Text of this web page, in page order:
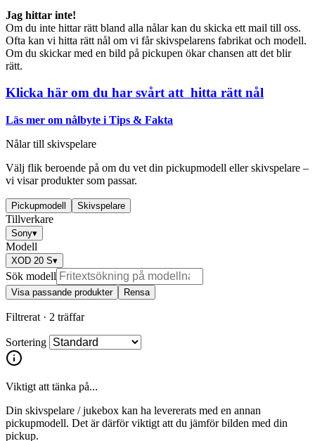
Jag hittar inte!
Om du inte hittar rätt bland alla nålar kan du skicka ett mail till oss.
Ofta kan vi hitta rätt nål om vi får skivspelarens fabrikat och modell.
Om du skickar med en bild på pickupen ökar chansen att det blir
rätt.
Klicka här om du har svårt att hitta rätt nål
Läs mer om nålbyte i Tips & Fakta
Nålar till skivspelare
Välj flik beroende på om du vet din pickupmodell eller skivspelare –
vi visar produkter som passar.
Pickupmodell Skivspelare
Tillverkare
Sony▾
Modell
XOD 20 S▾
Sök modell
Visa passande produkter Rensa
Filtrerat · 2 träffar
Sortering
Viktigt att tänka på...
Din skivspelare / jukebox kan ha levererats med en annan
pickupmodell. Det är därför viktigt att du jämför bilden med din
pickup.